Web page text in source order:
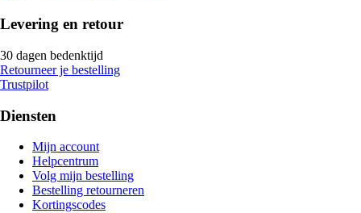
Levering en retour
30 dagen bedenktijd
Retourneer je bestelling
Trustpilot
Diensten
Mijn account
Helpcentrum
Volg mijn bestelling
Bestelling retourneren
Kortingscodes